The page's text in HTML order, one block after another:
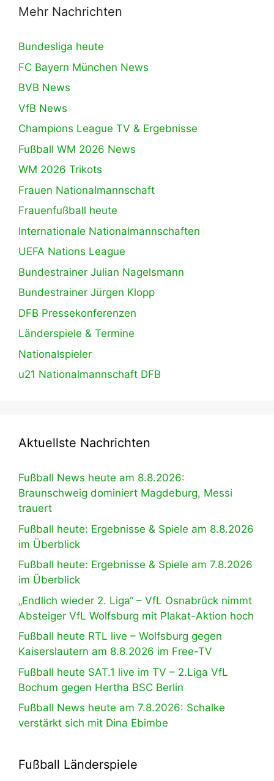
Mehr Nachrichten
Bundesliga heute
FC Bayern München News
BVB News
VfB News
Champions League TV & Ergebnisse
Fußball WM 2026 News
WM 2026 Trikots
Frauen Nationalmannschaft
Frauenfußball heute
Internationale Nationalmannschaften
UEFA Nations League
Bundestrainer Julian Nagelsmann
Bundestrainer Jürgen Klopp
DFB Pressekonferenzen
Länderspiele & Termine
Nationalspieler
u21 Nationalmannschaft DFB
Aktuellste Nachrichten
Fußball News heute am 8.8.2026:
Braunschweig dominiert Magdeburg, Messi
trauert
Fußball heute: Ergebnisse & Spiele am 8.8.2026
im Überblick
Fußball heute: Ergebnisse & Spiele am 7.8.2026
im Überblick
„Endlich wieder 2. Liga“ – VfL Osnabrück nimmt
Absteiger VfL Wolfsburg mit Plakat-Aktion hoch
Fußball heute RTL live – Wolfsburg gegen
Kaiserslautern am 8.8.2026 im Free-TV
Fußball heute SAT.1 live im TV – 2.Liga VfL
Bochum gegen Hertha BSC Berlin
Fußball News heute am 7.8.2026: Schalke
verstärkt sich mit Dina Ebimbe
Fußball Länderspiele